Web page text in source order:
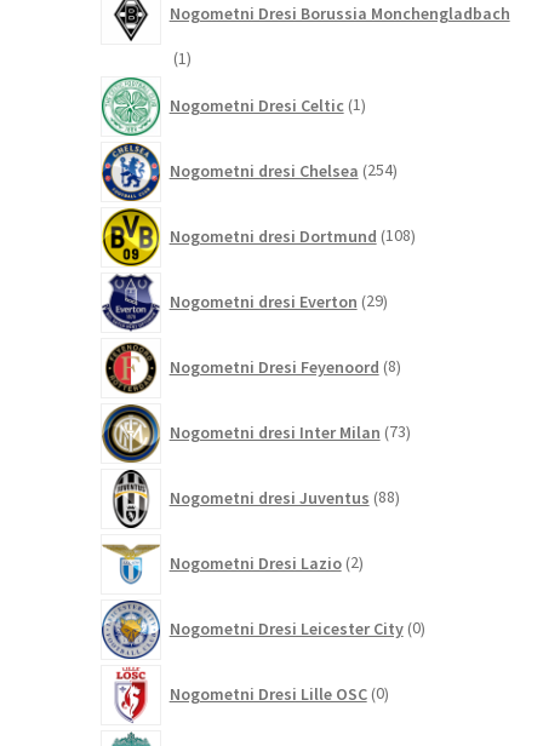
Nogometni Dresi Borussia Monchengladbach
11
Nogometni Dresi Celtic 1izdelek
Nogometni dresi Chelsea 254izdelkov
Nogometni dresi Dortmund 108izdelkov
Nogometni dresi Everton 29izdelkov
Nogometni Dresi Feyenoord 8izdelkov
Nogometni dresi Inter Milan 73izdelkov
Nogometni dresi Juventus 88izdelkov
Nogometni Dresi Lazio 2izdelka
Nogometni Dresi Leicester City 0izdelkov
Nogometni Dresi Lille OSC 0izdelkov